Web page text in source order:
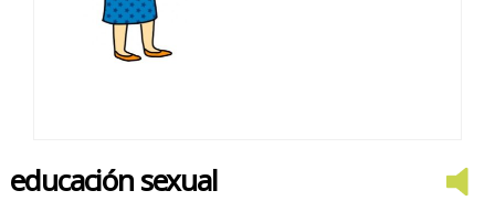
educación sexual